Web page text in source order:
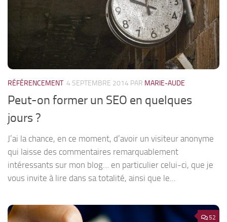
RÉFÉRENCEMENT 4 SEPTEMBRE 2014 PAR MARIE-AUDE
Peut-on former un SEO en quelques
jours ?
J’ai la chance, en ce moment, d’avoir un visiteur anonyme
qui laisse des commentaires remarquablement
intéressants sur mon blog… en particulier celui-ci, que je
vous invite à lire dans sa totalité, ainsi que le...
52